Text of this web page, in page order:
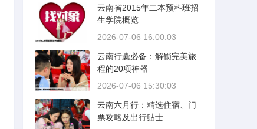
云南省2015年二本预科班招
生学院概览
2026-07-06 16:00:03
云南行囊必备：解锁完美旅
程的20项神器
2026-07-06 15:30:03
云南六月行：精选住宿、门
票攻略及出行贴士